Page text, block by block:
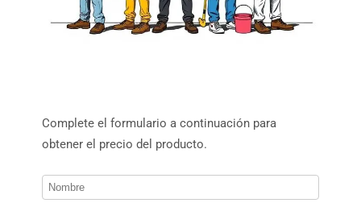
Complete el formulario a continuación para
obtener el precio del producto.